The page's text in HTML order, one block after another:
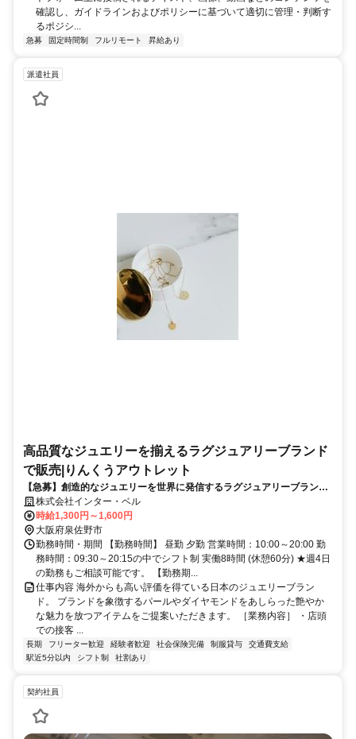
確認し、ガイドラインおよびポリシーに基づいて適切に管理・判断す
るポジシ...
急募 固定時間制 フルリモート 昇給あり
派遣社員
高品質なジュエリーを揃えるラグジュアリーブランド
で販売|りんくうアウトレット
【急募】創造的なジュエリーを世界に発信するラグジュアリーブランド
｜りんくうアウトレット
株式会社インター・ベル
時給1,300円～1,600円
大阪府泉佐野市
勤務時間・期間 【勤務時間】 昼勤 夕勤 営業時間：10:00～20:00 勤
務時間：09:30～20:15の中でシフト制 実働8時間 (休憩60分) ★週4日
の勤務もご相談可能です。 【勤務期...
仕事内容 海外からも高い評価を得ている日本のジュエリーブラン
ド。 ブランドを象徴するパールやダイヤモンドをあしらった艶やか
な魅力を放つアイテムをご提案いただきます。 ［業務内容］ ・店頭
での接客 ...
長期 フリーター歓迎 経験者歓迎 社会保険完備 制服貸与
交通費支給
駅近5分以内
シフト制 社割あり
契約社員